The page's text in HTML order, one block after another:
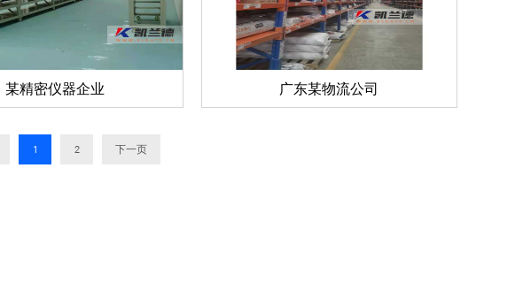
某精密仪器企业 广东某物流公司
1 2 下一页